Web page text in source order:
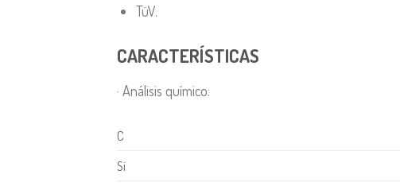
TüV.
CARACTERÍSTICAS
· Análisis químico:
C
Si